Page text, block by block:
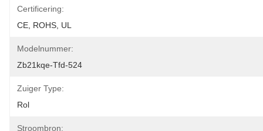
Certificering:
CE, ROHS, UL
Modelnummer:
Zb21kqe-Tfd-524
Zuiger Type:
Rol
Stroombron: